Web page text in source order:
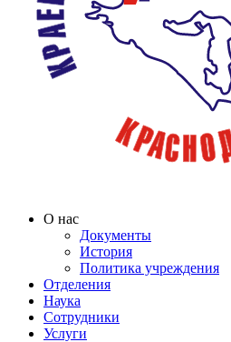
О нас
Документы
История
Политика учреждения
Отделения
Наука
Сотрудники
Услуги